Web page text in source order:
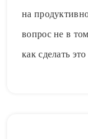
на
вопрос не в
как сделать